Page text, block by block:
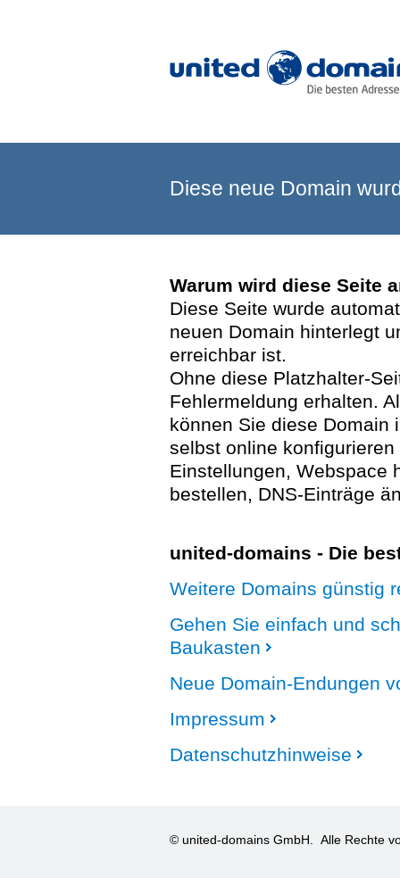
Diese neue Domain
Warum wird diese Seite
Diese Seite wurde
neuen Domain hinterlegt
erreichbar ist.
Ohne diese Platzhalter-
Fehlermeldung erhalten.
können Sie diese Domain
selbst online
Einstellungen, Webspace
bestellen, DNS-Einträge
united-domains - Die
Weitere Domains günstig
Gehen Sie einfach und
Baukasten
Neue Domain-Endungen
Impressum
Datenschutzhinweise
© united-domains GmbH. Alle Rechte